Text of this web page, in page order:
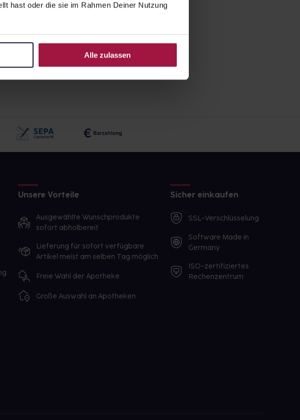
hast oder die sie im Rahmen Deiner Nutzung
Alle zulassen
Unsere Vorteile
Ausgewählte Wunschprodukte
sofort abholbereit
Lieferung für sofort verfügbare
Artikel meist am selben Tag möglich
Freie Wahl der Apotheke
Große Auswahl an Apotheken
Sicher einkaufen
SSL-Verschlüsselung
Software Made in
Germany
ISO-zertifiziertes
Rechenzentrum